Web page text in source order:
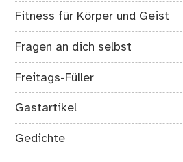
Fitness für Körper und Geist
Fragen an dich selbst
Freitags-Füller
Gastartikel
Gedichte